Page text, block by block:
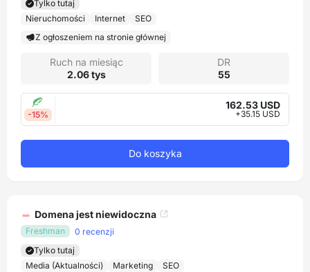
Tylko tutaj
Nieruchomości
Internet
SEO
Z ogłoszeniem na stronie głównej
Ruch na miesiąc
2.06 tys
DR
55
-15%
162.53 USD
+35.15 USD
Do koszyka
Domena jest niewidoczna
Freshman
0 recenzji
Tylko tutaj
Media (Aktualności)
Marketing
SEO